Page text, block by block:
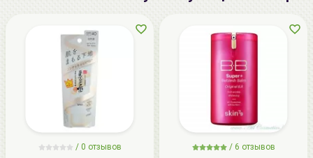
движениями. Если Вы хотите сделать рельеф
Вашего лица, нажмите на помпу еще раз и нанесите
небольшое количество средства на лоб, спинку носа
и/или переносицу, щёки, подбородок.
/ 0 отзывов
/ 6 отзывов